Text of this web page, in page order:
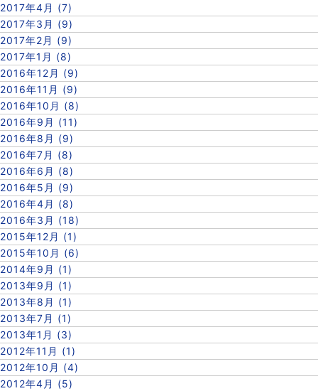
2017年4月 (7)
2017年3月 (9)
2017年2月 (9)
2017年1月 (8)
2016年12月 (9)
2016年11月 (9)
2016年10月 (8)
2016年9月 (11)
2016年8月 (9)
2016年7月 (8)
2016年6月 (8)
2016年5月 (9)
2016年4月 (8)
2016年3月 (18)
2015年12月 (1)
2015年10月 (6)
2014年9月 (1)
2013年9月 (1)
2013年8月 (1)
2013年7月 (1)
2013年1月 (3)
2012年11月 (1)
2012年10月 (4)
2012年4月 (5)